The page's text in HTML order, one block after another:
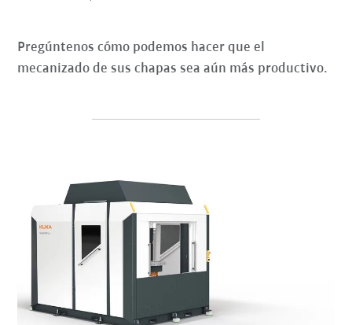
Pregúntenos cómo podemos hacer que el
mecanizado de sus chapas sea aún más productivo.